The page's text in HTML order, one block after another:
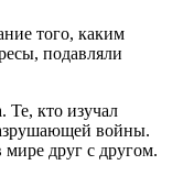
того, каким
подавляли
Те, кто изучал
войны.
мире друг с другом.